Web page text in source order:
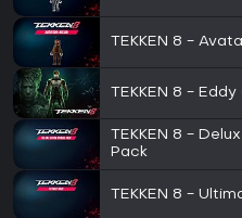
TEKKEN 8 -
TEKKEN 8 -
TEKKEN 8 -
Pack
TEKKEN 8 -